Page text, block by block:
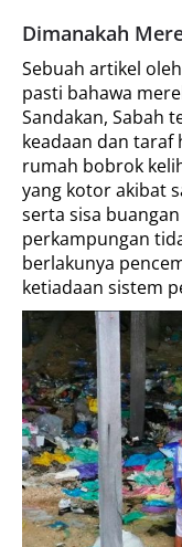
Dimanakah
Sebuah artikel
pasti bahawa
Sandakan, Sabah
keadaan dan taraf
rumah bobrok
yang kotor akibat
serta sisa
perkampungan
berlakunya
ketiadaan sistem